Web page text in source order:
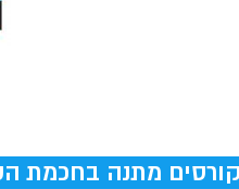
קורסים מתנה בחכמת